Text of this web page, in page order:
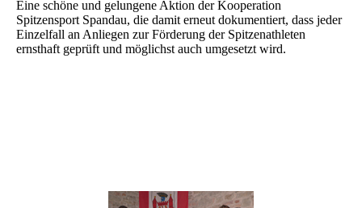
Eine schöne und gelungene Aktion der Kooperation
Spitzensport Spandau, die damit erneut dokumentiert, dass jeder
Einzelfall an Anliegen zur Förderung der Spitzenathleten
ernsthaft geprüft und möglichst auch umgesetzt wird.